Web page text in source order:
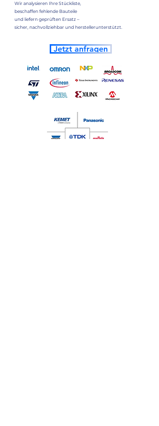
Wir analysieren Ihre Stückliste,
beschaffen fehlende Bauteile
und liefern geprüften Ersatz –
sicher, nachvollziehbar und herstellerunterstützt.
Jetzt anfragen